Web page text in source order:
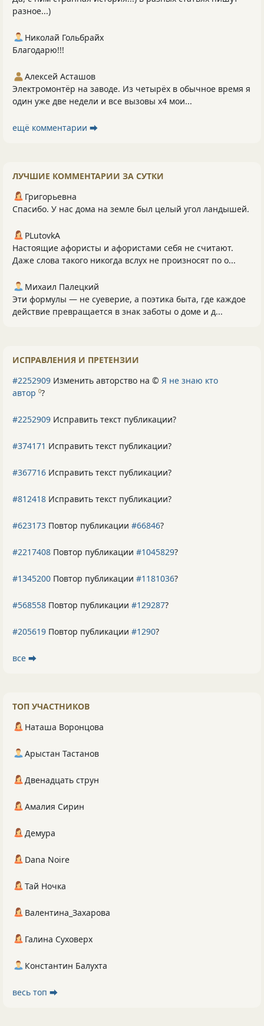
разное...)
Николай Гольбрайх
Благодарю!!!
Алексей Асташов
Электромонтёр на заводе. Из четырёх в обычное время я
один уже две недели и все вызовы х4 мои...
ещё комментарии ⮕
ЛУЧШИЕ КОММЕНТАРИИ ЗА СУТКИ
Григорьевна
Спасибо. У нас дома на земле был целый угол ландышей.
PLutоvkА
Настоящие афористы и афористами себя не считают.
Даже слова такого никогда вслух не произносят по о...
Михаил Палецкий
Эти формулы — не суеверие, а поэтика быта, где каждое
действие превращается в знак заботы о доме и д...
ИСПРАВЛЕНИЯ И ПРЕТЕНЗИИ
#2252909 Изменить авторство на © Я не знаю кто
автор 0?
#2252909 Исправить текст публикации?
#374171 Исправить текст публикации?
#367716 Исправить текст публикации?
#812418 Исправить текст публикации?
#623173 Повтор публикации #66846?
#2217408 Повтор публикации #1045829?
#1345200 Повтор публикации #1181036?
#568558 Повтор публикации #129287?
#205619 Повтор публикации #1290?
все ⮕
ТОП УЧАСТНИКОВ
Наташа Воронцова
Арыстан Тастанов
Двенадцать струн
Амалия Сирин
Демура
Dana Noire
Тай Ночка
Валентина_Захарова
Галина Суховерх
Константин Балухта
весь топ ⮕